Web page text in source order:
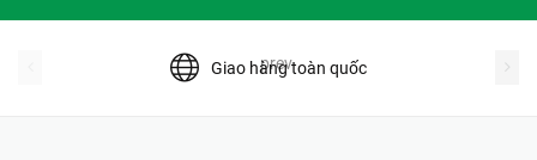
Giao hàng toàn quốc
prev